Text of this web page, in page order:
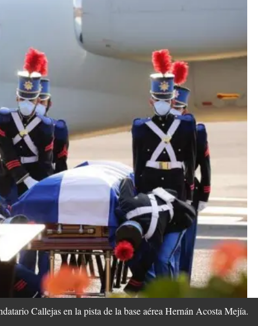
Callejas en la pista de la base aérea Hernán Acosta Mejía.